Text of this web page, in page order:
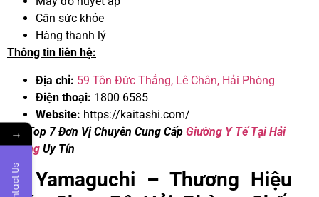
Cân sức khỏe
Hàng thanh lý
Thông tin liên hệ:
Địa chỉ: 59 Tôn Đức Thắng, Lê Chân, Hải Phòng
Điện thoại: 1800 6585
Website: https://kaitashi.com/
>>> Top 7 Đơn Vị Chuyên Cung Cấp Giường Y Tế Tại Hải
Phòng Uy Tín
6. Yamaguchi – Thương Hiệu
→
Contact Us